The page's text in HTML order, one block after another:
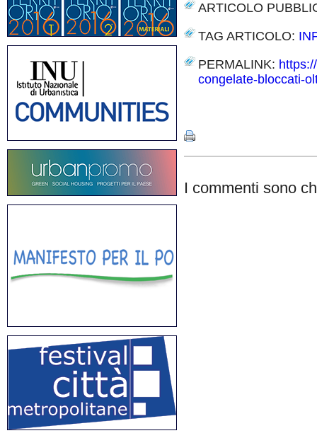
ARTICOLO
TAG ARTICOLO:
PERMALINK:
congelate-bloccati-
I commenti sono